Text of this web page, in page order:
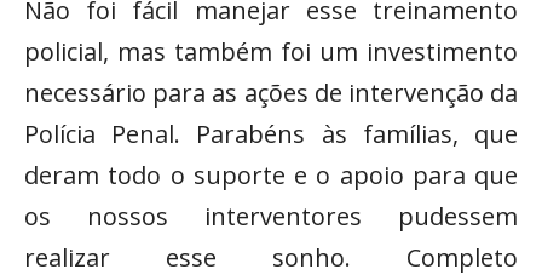
Não foi fácil manejar esse treinamento
policial, mas também foi um investimento
necessário para as ações de intervenção da
Polícia Penal. Parabéns às famílias, que
deram todo o suporte e o apoio para que
os nossos interventores pudessem
realizar esse sonho. Completo